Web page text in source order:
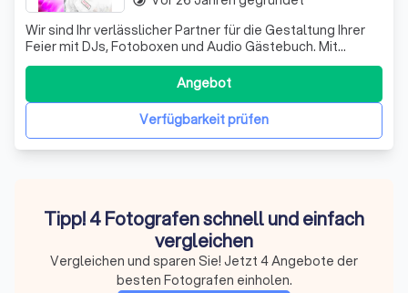
Wir sind Ihr verlässlicher Partner für die Gestaltung Ihrer
Feier mit DJs, Fotoboxen und Audio Gästebuch. Mit
unserem professionellen DJ-Service bieten wir Ihnen ein
umfassendes Paket, das keine Wünsche offen lässt.
Unser Leistungsspektrum umfasst nicht nur einen
erfahrenen DJ, sondern auch eine hoc
Verfügbarkeit prüfen
Angebot
Tipp! 4 Fotografen schnell und einfach
vergleichen
Vergleichen und sparen Sie! Jetzt 4 Angebote der
besten Fotografen einholen.